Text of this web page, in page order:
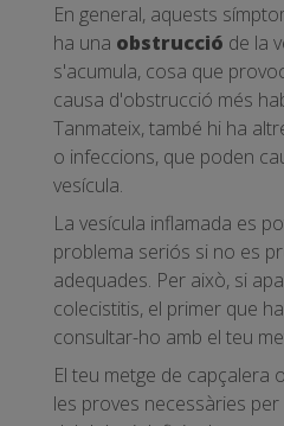
En general, aquests
ha una obstrucció de la
s'acumula, cosa que
causa d'obstrucció més
Tanmateix, també hi ha
o infeccions, que poden
vesícula.
La vesícula inflamada es
problema seriós si no es
adequades. Per això, si
colecistitis, el primer que
consultar-ho amb el teu
El teu metge de capçalera
les proves necessàries